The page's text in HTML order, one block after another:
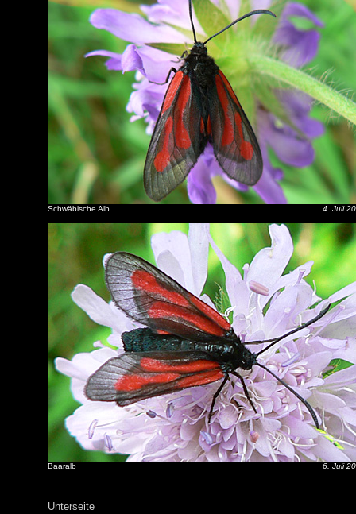
Schwäbische Alb 4. Juli
Baaralb 6. Juli
Unterseite